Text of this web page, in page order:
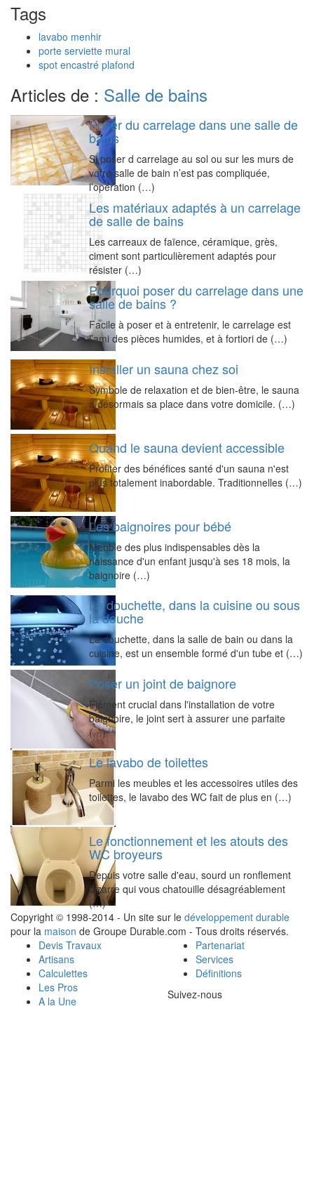
Tags
lavabo menhir
porte serviette mural
spot encastré plafond
Articles de : Salle de bains
Poser du carrelage dans une salle de
bains
Si poser d carrelage au sol ou sur les murs de
votre salle de bain n’est pas compliquée,
l’opération (…)
Les matériaux adaptés à un carrelage
de salle de bains
Les carreaux de faïence, céramique, grès,
ciment sont particulièrement adaptés pour
résister (…)
Pourquoi poser du carrelage dans une
salle de bains ?
Facile à poser et à entretenir, le carrelage est
l’ami des pièces humides, et à fortiori de (…)
Installer un sauna chez soi
Symbole de relaxation et de bien-être, le sauna
a désormais sa place dans votre domicile. (…)
Quand le sauna devient accessible
Profiter des bénéfices santé d'un sauna n'est
plus totalement inabordable. Traditionnelles (…)
Les baignoires pour bébé
Meuble des plus indispensables dès la
naissance d'un enfant jusqu'à ses 18 mois, la
baignoire (…)
La douchette, dans la cuisine ou sous
la douche
La douchette, dans la salle de bain ou dans la
cuisine, est un ensemble formé d'un tube et (…)
Poser un joint de baignore
Élément crucial dans l'installation de votre
baignoire, le joint sert à assurer une parfaite
(…)
Le lavabo de toilettes
Parmi les meubles et les accessoires utiles des
toilettes, le lavabo des WC fait de plus en (…)
Le fonctionnement et les atouts des
WC broyeurs
Depuis votre salle d'eau, sourd un ronflement
bizarre qui vous chatouille désagréablement
(…)
Copyright © 1998-2014 - Un site sur le développement durable
pour la maison de Groupe Durable.com - Tous droits réservés.
Devis Travaux
Artisans
Calculettes
Les Pros
A la Une
Partenariat
Services
Définitions
Suivez-nous